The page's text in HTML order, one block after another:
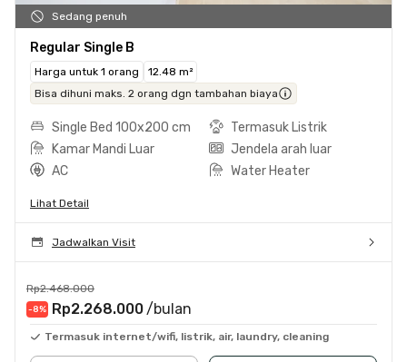
Sedang penuh
Regular Single B
Harga untuk 1 orang
12.48 m²
Bisa dihuni maks. 2 orang dgn tambahan biaya
Single Bed 100x200 cm
Termasuk Listrik
Kamar Mandi Luar
Jendela arah luar
AC
Water Heater
Lihat Detail
Jadwalkan Visit
Rp2.468.000
-8% Rp2.268.000 /bulan
Termasuk internet/wifi, listrik, air, laundry, cleaning